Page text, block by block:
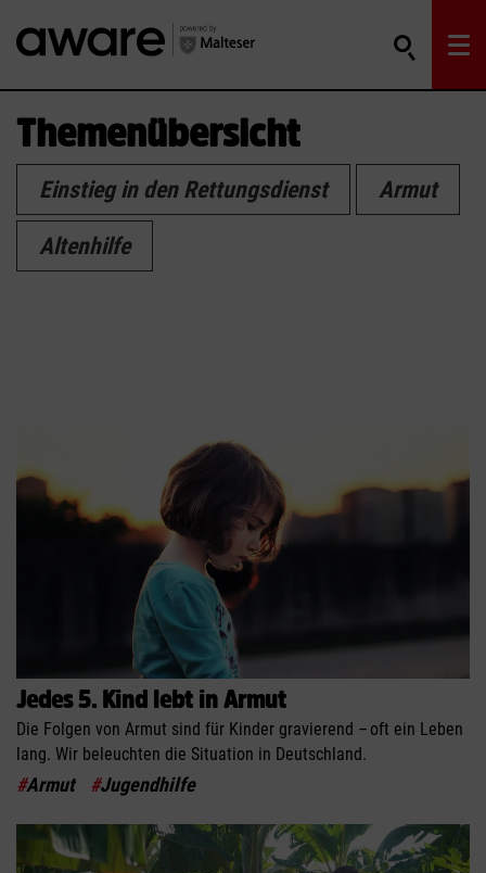
Themenübersicht
Einstieg in den Rettungsdienst Armut
Altenhilfe
Jedes 5. Kind lebt in Armut
Die Folgen von Armut sind für Kinder gravierend – oft ein Leben
lang. Wir beleuchten die Situation in Deutschland.
#Armut #Jugendhilfe